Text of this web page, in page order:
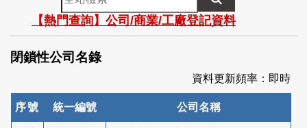
站
檢
索
【熱門查詢】公司/商業/工廠登記資料
閉鎖性公司名錄
資料更新頻率：即時
序號 統一編號 公司名稱